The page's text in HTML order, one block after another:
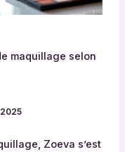
maquillage selon
Zoeva s’est